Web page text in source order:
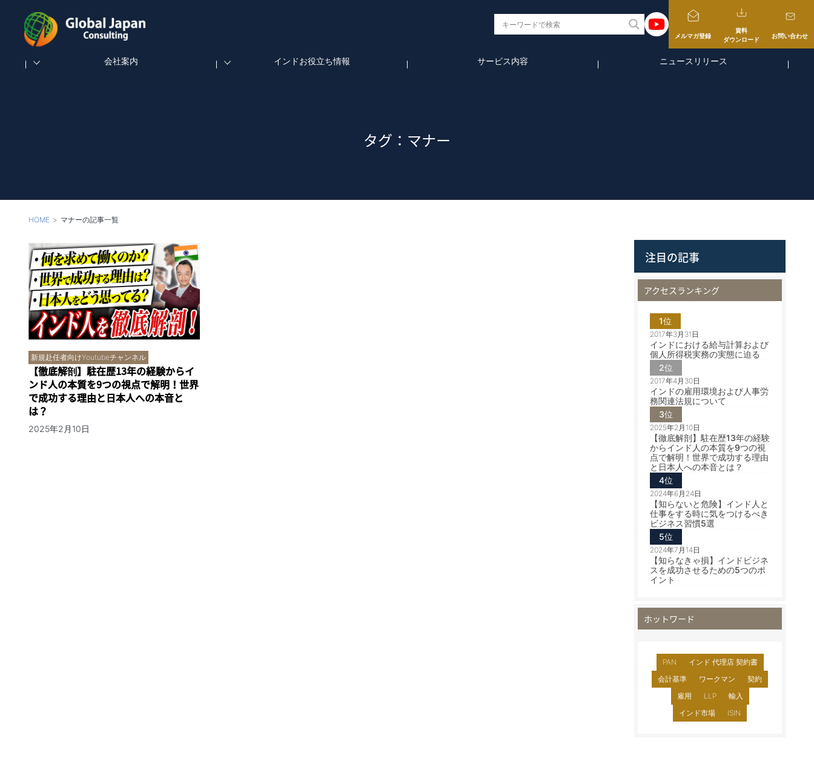
メルマガ登録
資料
ダウンロード
お問い合わせ
会社案内 インドお役立ち情報 サービス内容 ニュースリリース
タグ：マナー
HOME マナーの記事一覧
新規赴任者向けYoutubeチャンネル
【徹底解剖】駐在歴13年の経験からイ
ンド人の本質を9つの視点で解明！世界
で成功する理由と日本人への本音と
は？
2025年2月10日
注目の記事
アクセスランキング
1位
2017年3月31日
インドにおける給与計算および
個人所得税実務の実態に迫る
2位
2017年4月30日
インドの雇用環境および人事労
務関連法規について
3位
2025年2月10日
【徹底解剖】駐在歴13年の経験
からインド人の本質を9つの視
点で解明！世界で成功する理由
と日本人への本音とは？
4位
2024年6月24日
【知らないと危険】インド人と
仕事をする時に気をつけるべき
ビジネス習慣5選
5位
2024年7月14日
【知らなきゃ損】インドビジネ
スを成功させるための5つのポ
イント
ホットワード
PAN
インド 代理店 契約書
会計基準
ワークマン
契約
雇用
LLP
輸入
インド市場
ISIN